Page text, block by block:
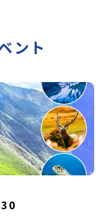
ント